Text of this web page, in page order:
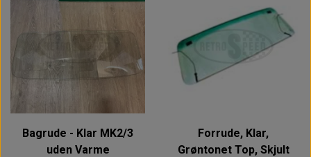
Bagrude - Klar MK2/3
uden Varme
Forrude, Klar,
Grøntonet Top, Skjult